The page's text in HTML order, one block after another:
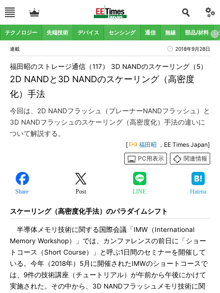
テクノロジー 先端技術 デバイス センシング 通信 無線 部品/材料
連載 2018年9月28日
2D NANDと3D NANDのスケーリング（高密度
化）手法
福田昭のストレージ通信（117） 3D NANDのスケーリング（5）
今回は、2D NANDフラッシュ（プレーナーNANDフラッシュ）と
3D NANDフラッシュのスケーリング（高密度化）手法の違いに
ついて解説する。
[ 福田昭 ，EE Times Japan]
PC用表示
関連情報
Share Post LINE Hatena
スケーリング（高密度化手法）のパラダイムシフト
半導体メモリ技術に関する国際会議「IMW（International
Memory Workshop）」では、カンファレンスの前日に「ショー
トコース（Short Course）」と呼ぶ1日間のセミナーを開催して
いる。今年（2018年）5月に開催されたIMWのショートコースで
は、9件の技術講座（チュートリアル）が午前から午後にかけて
実施された。その中から、3D NANDフラッシュメモリ技術に関